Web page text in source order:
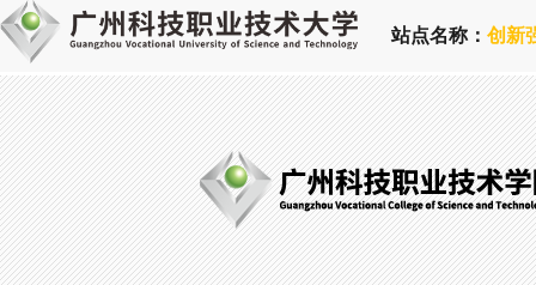
站点名称： 创新